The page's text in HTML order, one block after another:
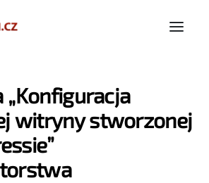
„Konfiguracja
witryny stworzonej